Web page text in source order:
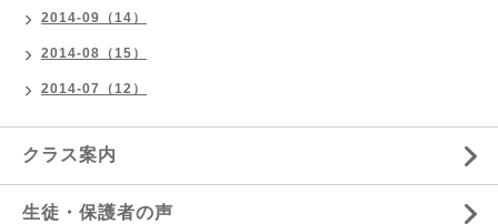
2014-09（14）
2014-08（15）
2014-07（12）
クラス案内
生徒・保護者の声